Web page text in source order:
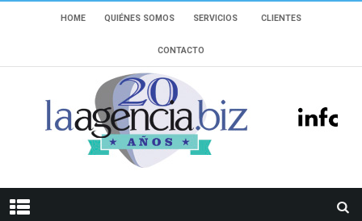
HOME QUIÉNES SOMOS SERVICIOS CLIENTES
CONTACTO